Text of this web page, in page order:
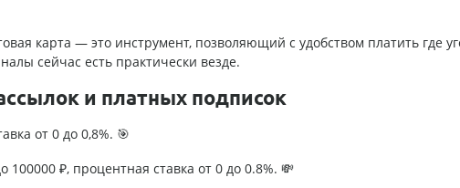
карта — это инструмент, позволяющий с удобством платить где
сейчас есть практически везде.
и платных подписок
от 0 до 0,8%. 🎯
100000 ₽, процентная ставка от 0 до 0.8%. 💸